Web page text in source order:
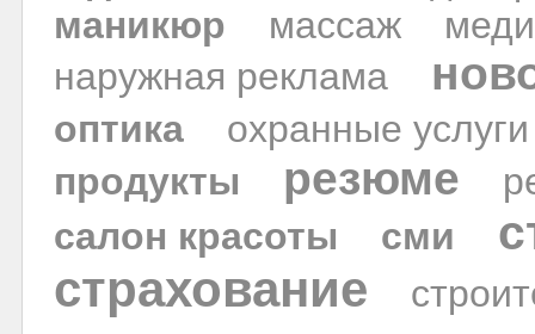
маникюр
массаж
наружная реклама
оптика
охранные услуги
продукты
резюме
салон красоты
сми
страхование